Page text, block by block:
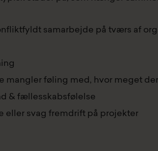
samarbejde på tværs af
mangler føling med, hvor meget
& fællesskabsfølelse
eller svag fremdrift på projekter